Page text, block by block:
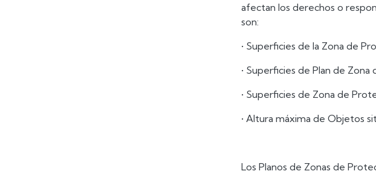
afectan los derechos o
son:
• Superficies de la Zona de
• Superficies de Plan de
• Superficies de Zona de
• Altura máxima de Objetos
Los Planos de Zonas de